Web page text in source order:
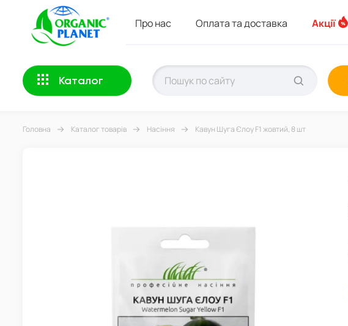
Про нас Оплата та доставка Акції
Каталог
Головна Каталог товарів Насіння Кавун Шуга Єлоу F1 жовтий, 8 шт